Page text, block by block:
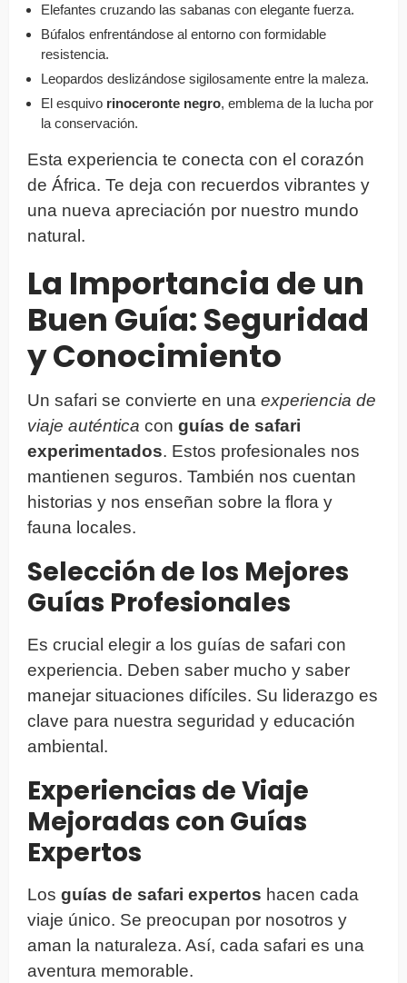
Elefantes cruzando las sabanas con elegante fuerza.
Búfalos enfrentándose al entorno con formidable
resistencia.
Leopardos deslizándose sigilosamente entre la maleza.
El esquivo rinoceronte negro, emblema de la lucha por
la conservación.
Esta experiencia te conecta con el corazón
de África. Te deja con recuerdos vibrantes y
una nueva apreciación por nuestro mundo
natural.
La Importancia de un
Buen Guía: Seguridad
y Conocimiento
Un safari se convierte en una experiencia de
viaje auténtica con guías de safari
experimentados. Estos profesionales nos
mantienen seguros. También nos cuentan
historias y nos enseñan sobre la flora y
fauna locales.
Selección de los Mejores
Guías Profesionales
Es crucial elegir a los guías de safari con
experiencia. Deben saber mucho y saber
manejar situaciones difíciles. Su liderazgo es
clave para nuestra seguridad y educación
ambiental.
Experiencias de Viaje
Mejoradas con Guías
Expertos
Los guías de safari expertos hacen cada
viaje único. Se preocupan por nosotros y
aman la naturaleza. Así, cada safari es una
aventura memorable.